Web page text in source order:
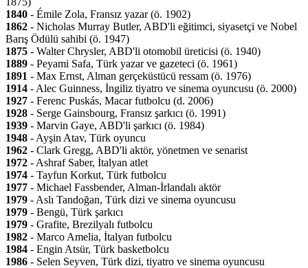
1840 - Émile Zola, Fransız yazar (ö. 1902)
1862 - Nicholas Murray Butler, ABD'li eğitimci, siyasetçi ve Nobel
Barış Ödülü sahibi (ö. 1947)
1875 - Walter Chrysler, ABD'li otomobil üreticisi (ö. 1940)
1889 - Peyami Safa, Türk yazar ve gazeteci (ö. 1961)
1891 - Max Ernst, Alman gerçeküstücü ressam (ö. 1976)
1914 - Alec Guinness, İngiliz tiyatro ve sinema oyuncusu (ö. 2000)
1927 - Ferenc Puskás, Macar futbolcu (d. 2006)
1928 - Serge Gainsbourg, Fransız şarkıcı (ö. 1991)
1939 - Marvin Gaye, ABD'li şarkıcı (ö. 1984)
1948 - Ayşin Atav, Türk oyuncu
1962 - Clark Gregg, ABD'li aktör, yönetmen ve senarist
1972 - Ashraf Saber, İtalyan atlet
1974 - Tayfun Korkut, Türk futbolcu
1977 - Michael Fassbender, Alman-İrlandalı aktör
1979 - Aslı Tandoğan, Türk dizi ve sinema oyuncusu
1979 - Bengü, Türk şarkıcı
1979 - Grafite, Brezilyalı futbolcu
1982 - Marco Amelia, İtalyan futbolcu
1984 - Engin Atsür, Türk basketbolcu
1986 - Selen Seyven, Türk dizi, tiyatro ve sinema oyuncusu